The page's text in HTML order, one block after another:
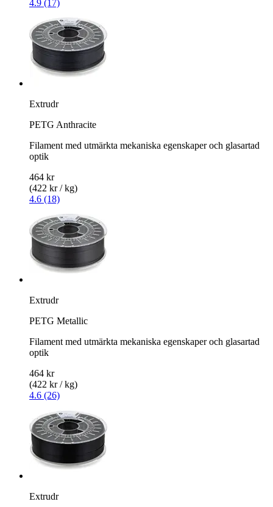
4.9 (17)
Extrudr
PETG Anthracite
Filament med utmärkta mekaniska egenskaper och glasartad
optik
464 kr
(422 kr / kg)
4.6 (18)
Extrudr
PETG Metallic
Filament med utmärkta mekaniska egenskaper och glasartad
optik
464 kr
(422 kr / kg)
4.6 (26)
Extrudr